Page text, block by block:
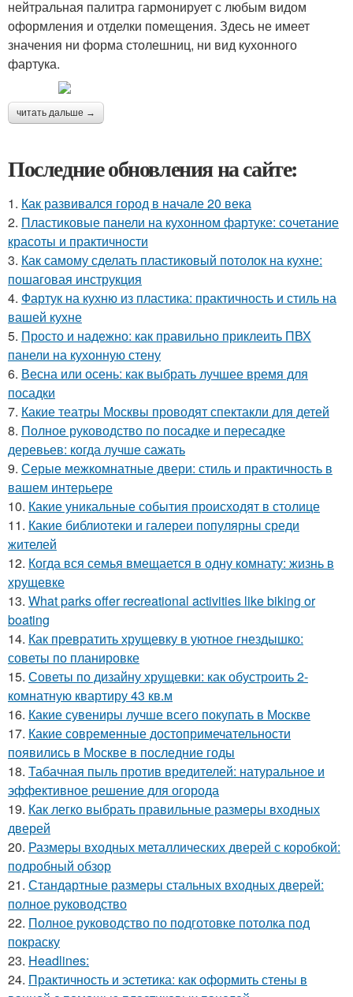
нейтральная палитра гармонирует с любым видом
оформления и отделки помещения. Здесь не имеет
значения ни форма столешниц, ни вид кухонного
фартука.
читать дальше →
Последние обновления на сайте:
1. Как развивался город в начале 20 века
2. Пластиковые панели на кухонном фартуке: сочетание
красоты и практичности
3. Как самому сделать пластиковый потолок на кухне:
пошаговая инструкция
4. Фартук на кухню из пластика: практичность и стиль на
вашей кухне
5. Просто и надежно: как правильно приклеить ПВХ
панели на кухонную стену
6. Весна или осень: как выбрать лучшее время для
посадки
7. Какие театры Москвы проводят спектакли для детей
8. Полное руководство по посадке и пересадке
деревьев: когда лучше сажать
9. Серые межкомнатные двери: стиль и практичность в
вашем интерьере
10. Какие уникальные события происходят в столице
11. Какие библиотеки и галереи популярны среди
жителей
12. Когда вся семья вмещается в одну комнату: жизнь в
хрущевке
13. What parks offer recreational activities like biking or
boating
14. Как превратить хрущевку в уютное гнездышко:
советы по планировке
15. Советы по дизайну хрущевки: как обустроить 2-
комнатную квартиру 43 кв.м
16. Какие сувениры лучше всего покупать в Москве
17. Какие современные достопримечательности
появились в Москве в последние годы
18. Табачная пыль против вредителей: натуральное и
эффективное решение для огорода
19. Как легко выбрать правильные размеры входных
дверей
20. Размеры входных металлических дверей с коробкой:
подробный обзор
21. Стандартные размеры стальных входных дверей:
полное руководство
22. Полное руководство по подготовке потолка под
покраску
23. Headlines:
24. Практичность и эстетика: как оформить стены в